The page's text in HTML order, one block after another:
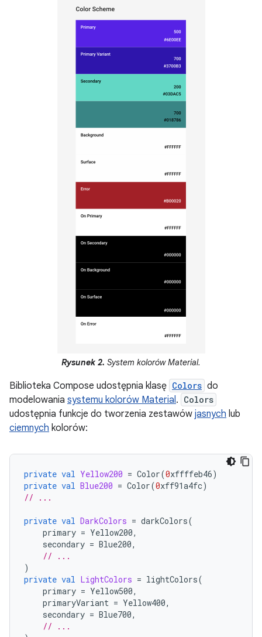
Rysunek 2. System kolorów Material.
Biblioteka Compose udostępnia klasę Colors do
modelowania systemu kolorów Material . Colors
udostępnia funkcje do tworzenia zestawów jasnych lub
ciemnych kolorów:
private val Yellow200 = Color(0xffffeb46)
private val Blue200 = Color(0xff91a4fc)
// ...
private val DarkColors = darkColors(
primary = Yellow200,
secondary = Blue200,
// ...
)
private val LightColors = lightColors(
primary = Yellow500,
primaryVariant = Yellow400,
secondary = Blue700,
// ...